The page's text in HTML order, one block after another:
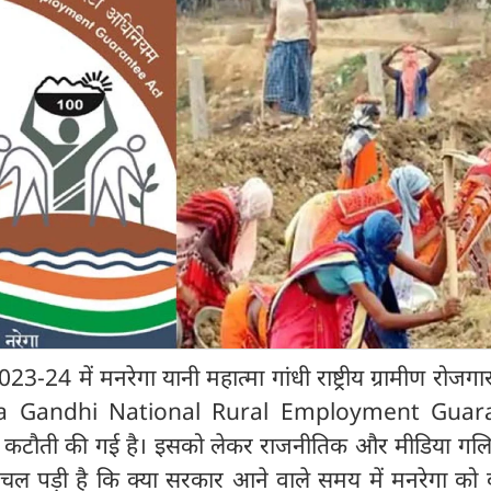
में मनरेगा यानी महात्मा गांधी राष्ट्रीय ग्रामीण
Gandhi National Rural Employment
की गई है। इसको लेकर राजनीतिक और मीडिया
पड़ी है कि क्या सरकार आने वाले समय में मनरेगा को